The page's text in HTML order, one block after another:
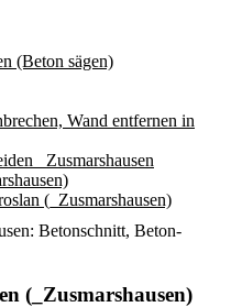
(_Zusmarshausen)